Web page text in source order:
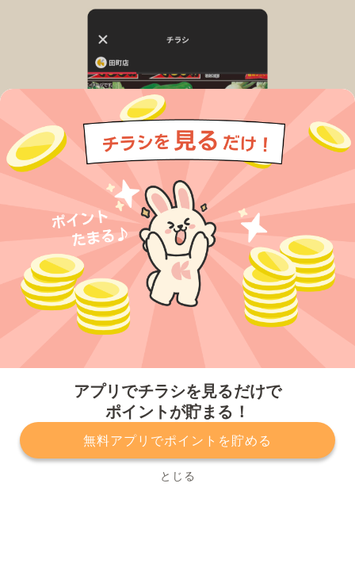
アプリでチラシを見るだけで
ポイントが貯まる！
無料アプリでポイントを貯める
とじる
プライバシーポリシー 利用規約
運営会社
サービスに関してのお問い合わせ